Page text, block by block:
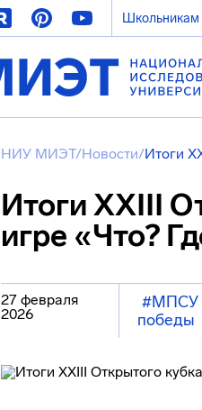
Школьникам
НИУ МИЭТ/Новости/Итоги
Итоги XXIII
игре «Что?
27 февраля
2026
#МПСУ
победы